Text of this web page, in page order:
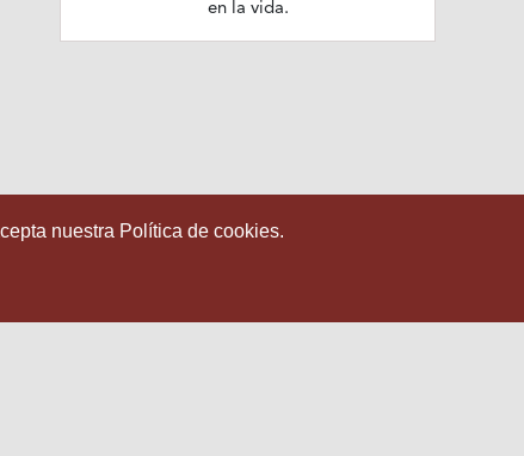
en la vida.
nuestra Política de cookies.